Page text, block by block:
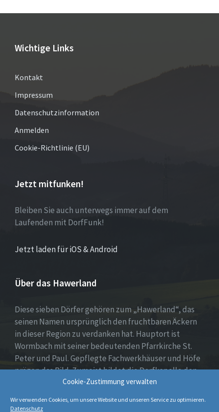
Cookie-Zustimmung verwalten
Wir verwenden Cookies, um unsere Website und unseren Service zu optimieren.
Datenschutz
Wichtige Links
Kontakt
Impressum
Datenschutzinformation
Anmelden
Cookie-Richtlinie (EU)
Jetzt mitfunken!
Bleiben Sie auch unterwegs immer auf dem
Laufenden mit DorfFunk!
Jetzt laden für iOS & Android
Über das Hawerland
Diese sieben Dörfer gehören zum „Hawerland“, das
seinen Namen ursprünglich den fruchtbaren Äckern
in dieser Region zu verdanken hat. Hauptort ist
Wormbach mit seiner bedeutenden Pfarrkirche St.
Peter und Paul. Gepflegte Fachwerkhäuser und Höfe
prägen das Bild. Zumeist bildet die Dorfkapelle den
Mittelpunkt, umgeben von Wohnhäusern, Spiel- oder